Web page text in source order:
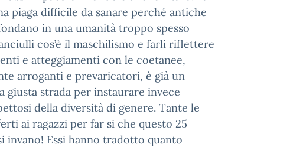
piaga difficile da sanare perché antiche
in una umanità troppo spesso
cos’è il maschilismo e farli riflettere
e atteggiamenti con le coetanee,
arroganti e prevaricatori, è già un
strada per instaurare invece
della diversità di genere. Tante le
ai ragazzi per far si che questo 25
invano! Essi hanno tradotto quanto